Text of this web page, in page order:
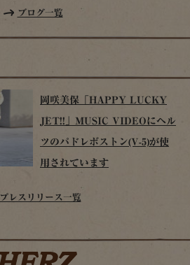
ブログ一覧
岡咲美保「HAPPY LUCKY
JET!!」MUSIC VIDEOにヘル
ツのパドレボストン(V-5)が使
用されています
プレスリリース一覧